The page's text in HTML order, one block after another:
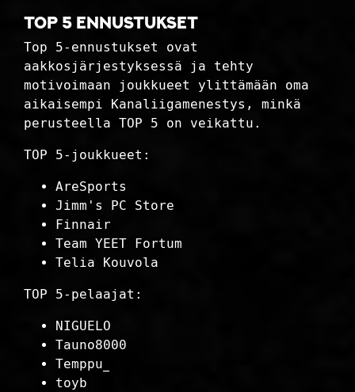
TOP 5 ennustukset
Top 5-ennustukset ovat
aakkosjärjestyksessä ja tehty
motivoimaan joukkueet ylittämään oma
aikaisempi Kanaliigamenestys, minkä
perusteella TOP 5 on veikattu.
TOP 5-joukkueet:
AreSports
Jimm's PC Store
Finnair
Team YEET Fortum
Telia Kouvola
TOP 5-pelaajat:
NIGUELO
Tauno8000
Temppu_
toyb